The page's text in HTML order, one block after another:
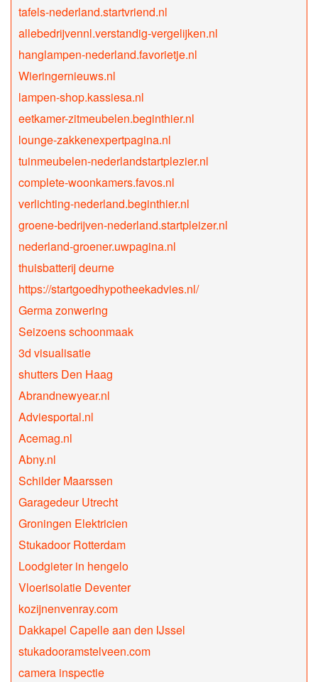
tafels-nederland.startvriend.nl
allebedrijvennl.verstandig-vergelijken.nl
hanglampen-nederland.favorietje.nl
Wieringernieuws.nl
lampen-shop.kassiesa.nl
eetkamer-zitmeubelen.beginthier.nl
lounge-zakkenexpertpagina.nl
tuinmeubelen-nederlandstartplezier.nl
complete-woonkamers.favos.nl
verlichting-nederland.beginthier.nl
groene-bedrijven-nederland.startpleizer.nl
nederland-groener.uwpagina.nl
thuisbatterij deurne
https://startgoedhypotheekadvies.nl/
Germa zonwering
Seizoens schoonmaak
3d visualisatie
shutters Den Haag
Abrandnewyear.nl
Adviesportal.nl
Acemag.nl
Abny.nl
Schilder Maarssen
Garagedeur Utrecht
Groningen Elektricien
Stukadoor Rotterdam
Loodgieter in hengelo
Vloerisolatie Deventer
kozijnenvenray.com
Dakkapel Capelle aan den IJssel
stukadooramstelveen.com
camera inspectie